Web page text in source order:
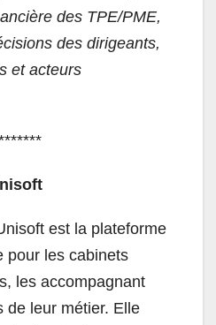
des TPE/PME,
des dirigeants,
et acteurs
est la plateforme
pour les cabinets
les accompagnant
de leur métier. Elle